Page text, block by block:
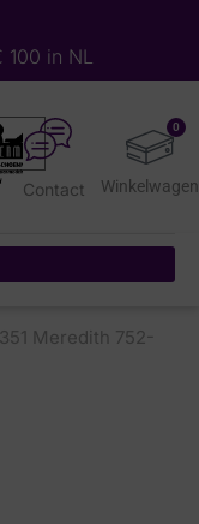
100 in NL
0
Contact
Meredith 752-